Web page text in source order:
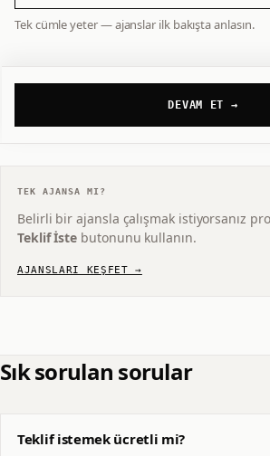
Tek cümle yeter — ajanslar ilk bakışta anlasın.
DEVAM ET →
TEK AJANSA MI?
Belirli bir ajansla çalışmak istiyorsanız
Teklif İste butonunu kullanın.
AJANSLARI KEŞFET →
Sık sorulan sorular
Teklif istemek ücretli mi?